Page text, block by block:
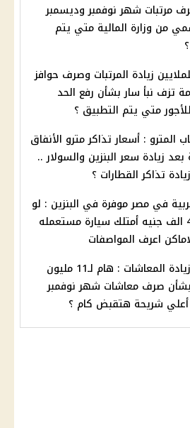
مرتبات شهر نوفمبر وديسمبر
من وزارة المالية متي يتم
زيادة المرتبات وصرف حوافز
تزف نبأ سار بشأن رفع الحد
متي يتم التطبيق ؟
المترو : أسعار تذاكر مترو الأنفاق
بعد زيادة سعر البنزين والسولار ..
تذاكر القطارات ؟
في مصر موفرة في البنزين : لو
معاك 48 الف جنيه أمتلك سيارة مستعمله
اعرف المواصفات
حقيقة زيادة المعاشات : هام لـ11 مليون
صرف معاشات شهر نوفمبر